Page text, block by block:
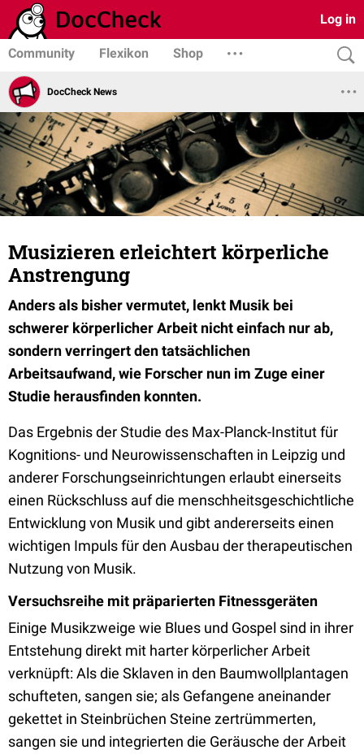
Log in
Community Flexikon Shop
DocCheck News
Musizieren erleichtert körperliche
Anstrengung
Anders als bisher vermutet, lenkt Musik bei
schwerer körperlicher Arbeit nicht einfach nur ab,
sondern verringert den tatsächlichen
Arbeitsaufwand, wie Forscher nun im Zuge einer
Studie herausfinden konnten.
Das Ergebnis der Studie des Max-Planck-Institut für
Kognitions- und Neurowissenschaften in Leipzig und
anderer Forschungseinrichtungen erlaubt einerseits
einen Rückschluss auf die menschheitsgeschichtliche
Entwicklung von Musik und gibt andererseits einen
wichtigen Impuls für den Ausbau der therapeutischen
Nutzung von Musik.
Versuchsreihe mit präparierten Fitnessgeräten
Einige Musikzweige wie Blues und Gospel sind in ihrer
Entstehung direkt mit harter körperlicher Arbeit
verknüpft: Als die Sklaven in den Baumwollplantagen
schufteten, sangen sie; als Gefangene aneinander
gekettet in Steinbrüchen Steine zertrümmerten,
sangen sie und integrierten die Geräusche der Arbeit